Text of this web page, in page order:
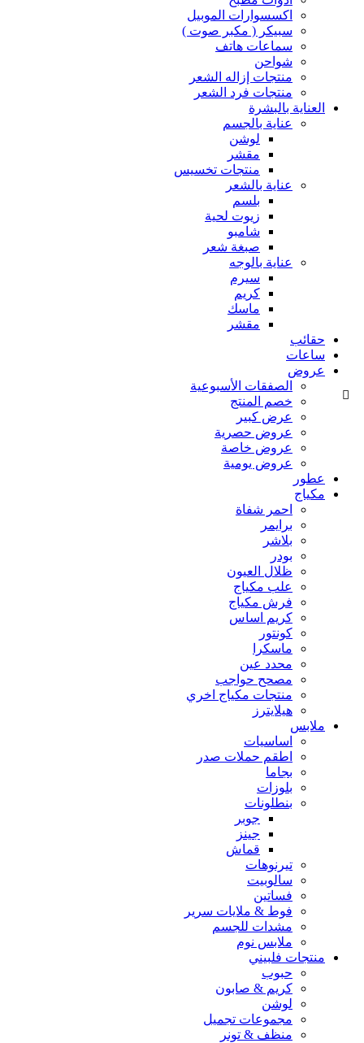
اكسسوارات الموبيل
سبيكر ( مكبر صوت )
سماعات هاتف
شواحن
منتجات إزاله الشعر
منتجات فرد الشعر
العناية بالبشرة
عناية بالجسم
لوشن
مقشر
منتجات تخسيس
عناية بالشعر
بلسم
زيوت لحية
شامبو
صبغة شعر
عناية بالوجه
سيرم
كريم
ماسك
مقشر
حقائب
ساعات
عروض
الصفقات الأسبوعية
خصم المنتج
عرض كبير
عروض حصرية
عروض خاصة
عروض يومية
عطور
مكياج
احمر شفاة
برايمر
بلاشر
بودر
ظلال العيون
علب مكياج
فرش مكياج
كريم اساس
كونتور
ماسكرا
محدد عين
مصحح حواجب
منتجات مكياج اخري
هيلايترز
ملابس
اساسيات
اطقم حملات صدر
بجاما
بلوزات
بنطلونات
جوبر
جينز
قماش
تيرنوهات
سالوبيت
فساتين
فوط & ملايات سرير
مشدات للجسم
ملابس نوم
منتجات فلبيني
حبوب
كريم & صابون
لوشن
مجموعات تجميل
منظف & تونر